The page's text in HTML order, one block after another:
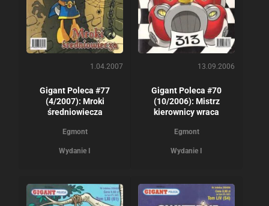
1.04.2007
Gigant Poleca #77
(4/2007): Mroki
średniowiecza
Egmont
Wydanie I
13.09.2006
Gigant Poleca #70
(10/2006): Mistrz
kierownicy wraca
Egmont
Wydanie I